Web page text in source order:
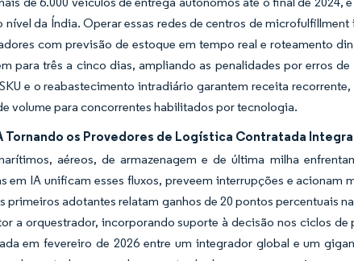
da Índia. Operar essas redes de centros de
com previsão de estoque em tempo real e roteamento
para três a cinco dias, ampliando as penalidades por erros
e o reabastecimento intradiário garantem receita
volume para concorrentes habilitados por tecnologia.
os Provedores de Logística Contratada
aéreos, de armazenagem e de última milha
em IA unificam esses fluxos, preveem interrupções e acionam
adotantes relatam ganhos de 20 pontos percentuais
a orquestrador, incorporando suporte à decisão nos ciclos de
em fevereiro de 2026 entre um integrador global e um